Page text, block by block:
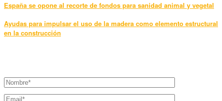
España se opone al recorte de fondos para sanidad animal y vegetal
Ayudas para impulsar el uso de la madera como elemento estructural
en la construcción